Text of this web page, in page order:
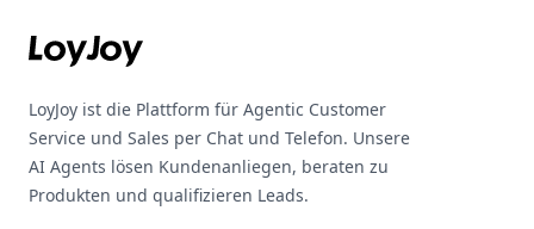
LoyJoy ist die Plattform für Agentic Customer
Service und Sales per Chat und Telefon. Unsere
AI Agents lösen Kundenanliegen, beraten zu
Produkten und qualifizieren Leads.